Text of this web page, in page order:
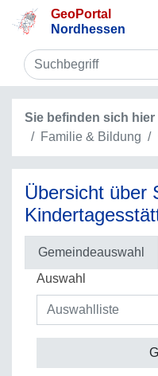
GeoPortal
Nordhessen
Sie befinden sich hier
Familie & Bildung
Übersicht über
Gemeindeauswahl
Auswahl